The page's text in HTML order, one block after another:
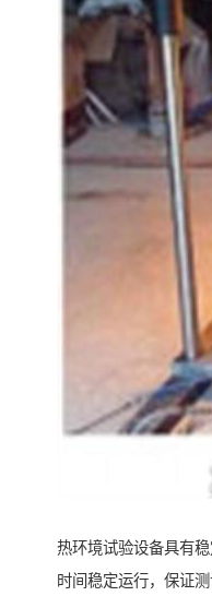
热环境试验设备具有
时间稳定运行，保证